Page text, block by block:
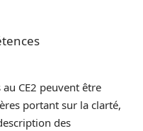
CE2 peuvent être
portant sur la clarté,
des